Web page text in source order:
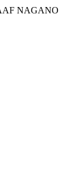
NAGANO